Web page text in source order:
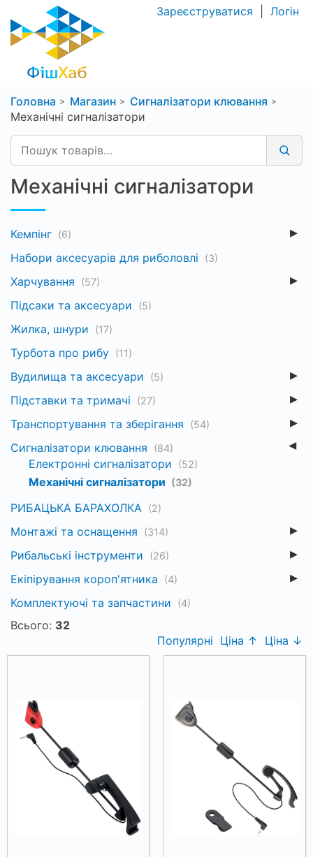
Зареєструватися Логін
Головна Магазин
Сигналізатори клювання
Механічні сигналізатори
Механічні сигналізатори
Кемпінг (6)
Набори аксесуарів для риболовлі (3)
Харчування (57)
Підсаки та аксесуари (5)
Жилка, шнури (17)
Турбота про рибу (11)
Вудилища та аксесуари (5)
Підставки та тримачі (27)
Транспортування та зберігання (54)
Сигналізатори клювання (84)
Електронні сигналізатори (52)
Механічні сигналізатори (32)
РИБАЦЬКА БАРАХОЛКА (2)
Монтажі та оснащення (314)
Рибальські інструменти (26)
Екіпірування короп'ятника (4)
Комплектуючі та запчастини (4)
Всього: 32
Популярні Ціна ↑ Ціна ↓